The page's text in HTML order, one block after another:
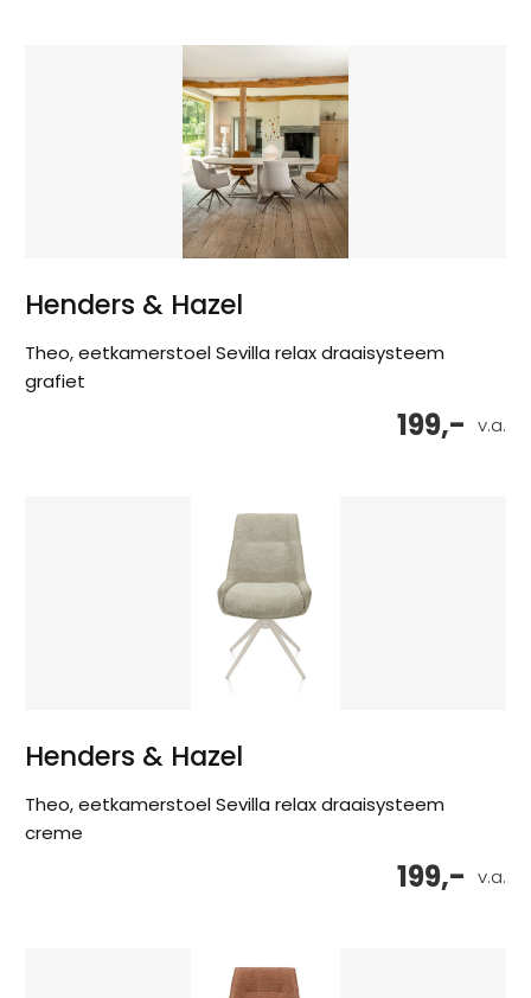
Henders & Hazel
Theo, eetkamerstoel Sevilla relax draaisysteem
grafiet
v.a.
199,-
Henders & Hazel
Theo, eetkamerstoel Sevilla relax draaisysteem
creme
v.a.
199,-